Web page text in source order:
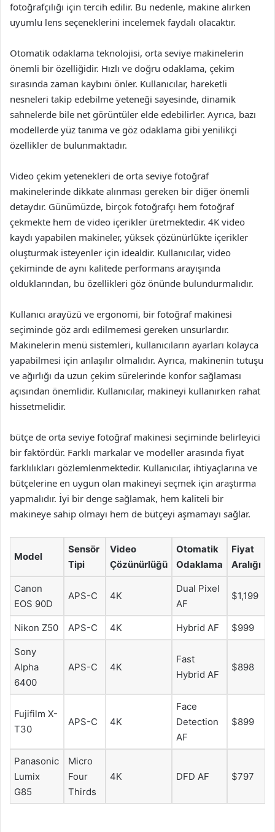
fotoğrafçılığı için tercih edilir. Bu nedenle, makine alırken
uyumlu lens seçeneklerini incelemek faydalı olacaktır.
Otomatik odaklama teknolojisi, orta seviye makinelerin
önemli bir özelliğidir. Hızlı ve doğru odaklama, çekim
sırasında zaman kaybını önler. Kullanıcılar, hareketli
nesneleri takip edebilme yeteneği sayesinde, dinamik
sahnelerde bile net görüntüler elde edebilirler. Ayrıca, bazı
modellerde yüz tanıma ve göz odaklama gibi yenilikçi
özellikler de bulunmaktadır.
Video çekim yetenekleri de orta seviye fotoğraf
makinelerinde dikkate alınması gereken bir diğer önemli
detaydır. Günümüzde, birçok fotoğrafçı hem fotoğraf
çekmekte hem de video içerikler üretmektedir. 4K video
kaydı yapabilen makineler, yüksek çözünürlükte içerikler
oluşturmak isteyenler için idealdir. Kullanıcılar, video
çekiminde de aynı kalitede performans arayışında
olduklarından, bu özellikleri göz önünde bulundurmalıdır.
Kullanıcı arayüzü ve ergonomi, bir fotoğraf makinesi
seçiminde göz ardı edilmemesi gereken unsurlardır.
Makinelerin menü sistemleri, kullanıcıların ayarları kolayca
yapabilmesi için anlaşılır olmalıdır. Ayrıca, makinenin tutuşu
ve ağırlığı da uzun çekim sürelerinde konfor sağlaması
açısından önemlidir. Kullanıcılar, makineyi kullanırken rahat
hissetmelidir.
bütçe de orta seviye fotoğraf makinesi seçiminde belirleyici
bir faktördür. Farklı markalar ve modeller arasında fiyat
farklılıkları gözlemlenmektedir. Kullanıcılar, ihtiyaçlarına ve
bütçelerine en uygun olan makineyi seçmek için araştırma
yapmalıdır. İyi bir denge sağlamak, hem kaliteli bir
makineye sahip olmayı hem de bütçeyi aşmamayı sağlar.
Model
Sensör
Tipi
Video
Çözünürlüğü
Otomatik
Odaklama
Fiyat
Aralığı
Canon
EOS 90D
APS-C 4K
Dual Pixel
AF
$1,199
Nikon Z50 APS-C 4K Hybrid AF $999
Sony
Alpha
6400
APS-C 4K
Fast
Hybrid AF
$898
Fujifilm X-
T30
APS-C 4K
Face
Detection
AF
$899
Panasonic
Lumix
G85
Micro
Four
Thirds
4K DFD AF $797